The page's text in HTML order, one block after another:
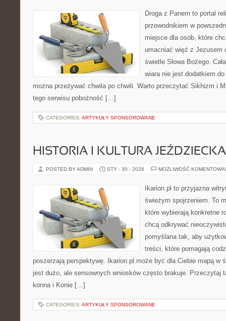
Droga z Panem to portal
przewodnikiem w
miejsce dla osób, które
umacniać więź z Jezusem
świetle Słowa Bożego.
wiara nie jest dodatkiem
można przeżywać chwila po chwili. Warto przeczytać Sikhizm i
tego serwisu pobożność […]
CATEGORIES: ARTYKUŁY SPONSOROWANE
HISTORIA I KULTURA JEŹDZIECKA
POSTED BY ADMIN STY - 30 - 2026 MOŻLIWOŚĆ
Ikarion.pl to przyjazna
świeżym spojrzeniem. To
które wybierają konkretne
chcą odkrywać
pomyślana tak, aby
treści, które pomagają
poszerzają perspektywę. Ikarion.pl może być dla Ciebie mapą w
jest dużo, ale sensownych wniosków często brakuje. Przeczytaj
konna i Konie […]
CATEGORIES: ARTYKUŁY SPONSOROWANE